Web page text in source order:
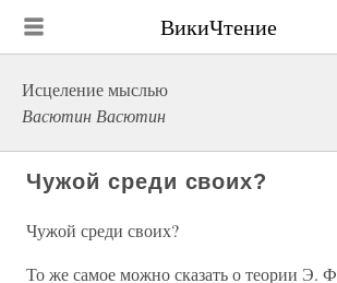
ВикиЧтение
Исцеление мыслью
Васютин Васютин
Чужой среди своих?
Чужой среди своих?
То же самое можно сказать о теории Э.